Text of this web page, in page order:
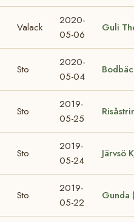
Valack
2020-
05-06
Guli
Sto
2020-
05-04
Sto
2019-
05-25
Sto
2019-
05-24
Järvsö
Sto
2019-
05-22
Gunda